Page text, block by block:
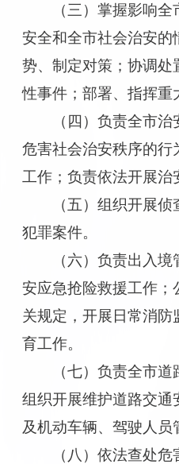
（三）掌握影响
安全和全市社会治安的
势、制定对策；协调处
性事件；部署、指挥重
（四）负责全市
危害社会治安秩序的行
工作；负责依法开展治
（五）组织开展
犯罪案件。
（六）负责出入
安应急抢险救援工作；
关规定，开展日常消防
育工作。
（七）负责全市
组织开展维护道路交通
及机动车辆、驾驶人员
（八）依法查处